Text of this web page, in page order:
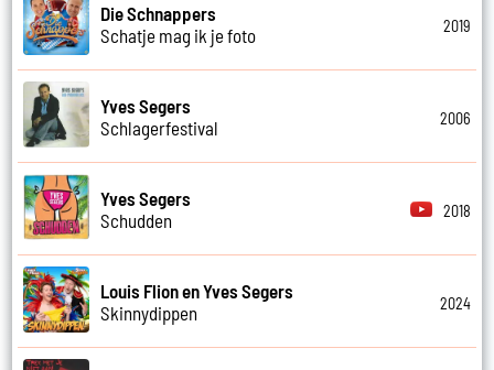
Die Schnappers
Schatje mag ik je foto
2019
Yves Segers
Schlagerfestival
2006
Yves Segers
Schudden
2018
Louis Flion en Yves Segers
Skinnydippen
2024